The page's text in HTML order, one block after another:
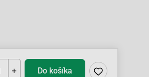
Do košíka